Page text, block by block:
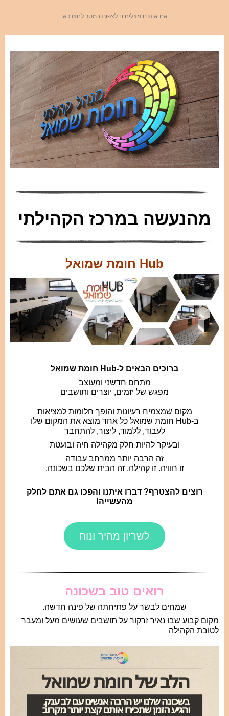
אם אינכם מצליחים לצפות במסר לחצו כאן
מהנעשה במרכז הקהילתי
Hub חומת שמואל
ברוכים הבאים ל-Hub חומת שמואל
מתחם חדשני ומעוצב
מפגש של יזמים, יוצרים ותושבים
מקום שמצמיח רעיונות והופך חלומות למציאות
ב-Hub חומת שמואל כל אחד מוצא את המקום שלו
לעבוד, ללמוד, ליצור, להתחבר
ובעיקר להיות חלק מקהילה חיה ובועטת
זה הרבה יותר ממרחב עבודה
זו חוויה. זו קהילה. זה הבית שלכם בשכונה.
רוצים להצטרף? דברו איתנו והפכו גם אתם לחלק
מהעשייה!
לשריון מהיר ונוח
רואים טוב בשכונה
שמחים לבשר על פתיחתה של פינה חדשה.
מקום קבוע שבו נאיר זרקור על תושבים שעושים מעל ומעבר
לטובת הקהילה